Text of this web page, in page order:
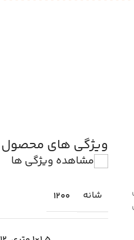
ویژگی های محصول
مشاهده ویژگی ها
شانه 1200